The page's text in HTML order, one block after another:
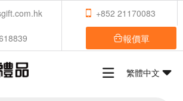
+852 21170083
報價單
繁體中文